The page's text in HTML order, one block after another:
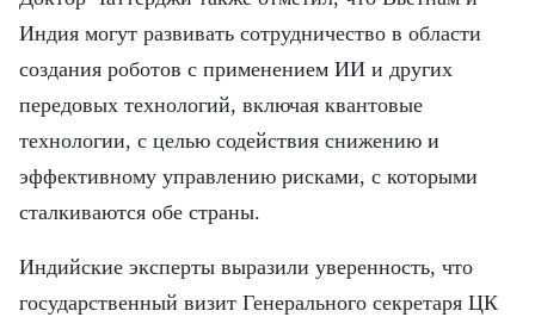
Индия могут развивать сотрудничество в области
создания роботов с применением ИИ и других
передовых технологий, включая квантовые
технологии, с целью содействия снижению и
эффективному управлению рисками, с которыми
сталкиваются обе страны.
Индийские эксперты выразили уверенность, что
государственный визит Генерального секретаря ЦК